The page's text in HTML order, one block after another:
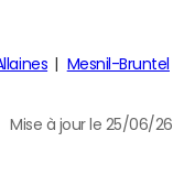
Mesnil-Bruntel
Mise à jour le 25/06/26